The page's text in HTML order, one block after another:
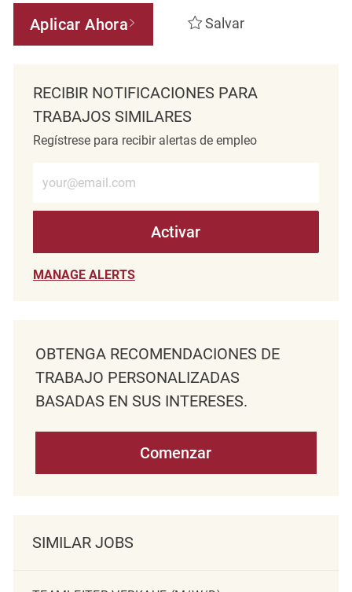
Aplicar Ahora Salvar
RECIBIR NOTIFICACIONES PARA
TRABAJOS SIMILARES
Regístrese para recibir alertas de empleo
Activar
MANAGE ALERTS
OBTENGA RECOMENDACIONES DE
TRABAJO PERSONALIZADAS
BASADAS EN SUS INTERESES.
Comenzar
SIMILAR JOBS